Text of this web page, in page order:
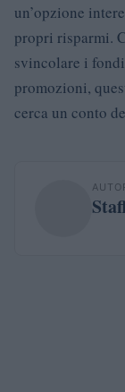
un’opzione
propri risparmi.
svincolare i
promozioni,
cerca un conto